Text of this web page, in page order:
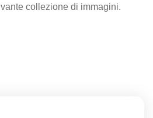
collezione di immagini.